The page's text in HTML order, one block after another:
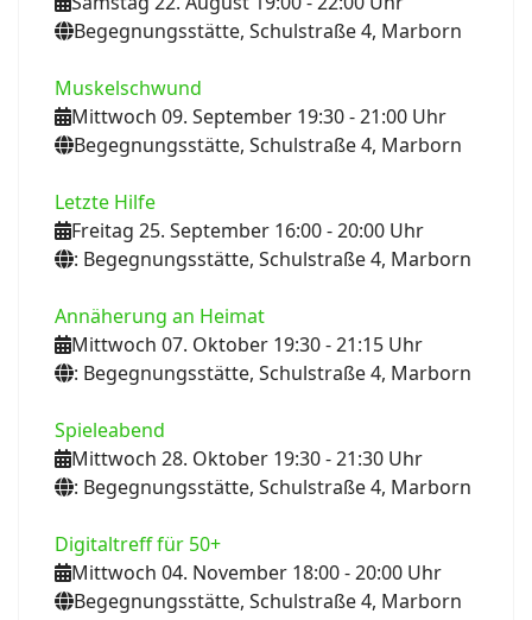
Begegnungsstätte, Schulstraße 4, Marborn
Muskelschwund
Mittwoch 09. September 19:30- 21:00 Uhr
Begegnungsstätte, Schulstraße 4, Marborn
Letzte Hilfe
Freitag 25. September 16:00- 20:00 Uhr
: Begegnungsstätte, Schulstraße 4, Marborn
Annäherung an Heimat
Mittwoch 07. Oktober 19:30- 21:15 Uhr
: Begegnungsstätte, Schulstraße 4, Marborn
Spieleabend
Mittwoch 28. Oktober 19:30- 21:30 Uhr
: Begegnungsstätte, Schulstraße 4, Marborn
Digitaltreff für 50+
Mittwoch 04. November 18:00- 20:00 Uhr
Begegnungsstätte, Schulstraße 4, Marborn